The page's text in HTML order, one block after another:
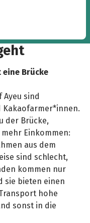
eine Brücke
Ayeu sind
Kakaofarmer*innen.
der Brücke,
Einkommen:
aus dem
sind schlecht,
kommen nur
sie bieten einen
hohe
sonst in die